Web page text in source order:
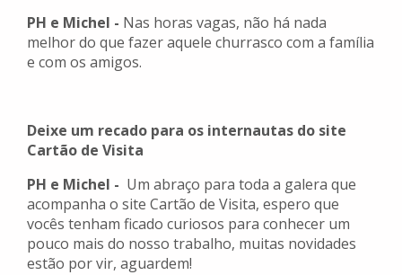
PH e Michel - Nas horas vagas, não há nada
melhor do que fazer aquele churrasco com a família
e com os amigos.
Deixe um recado para os internautas do site
Cartão de Visita
PH e Michel - Um abraço para toda a galera que
acompanha o site Cartão de Visita, espero que
vocês tenham ficado curiosos para conhecer um
pouco mais do nosso trabalho, muitas novidades
estão por vir, aguardem!